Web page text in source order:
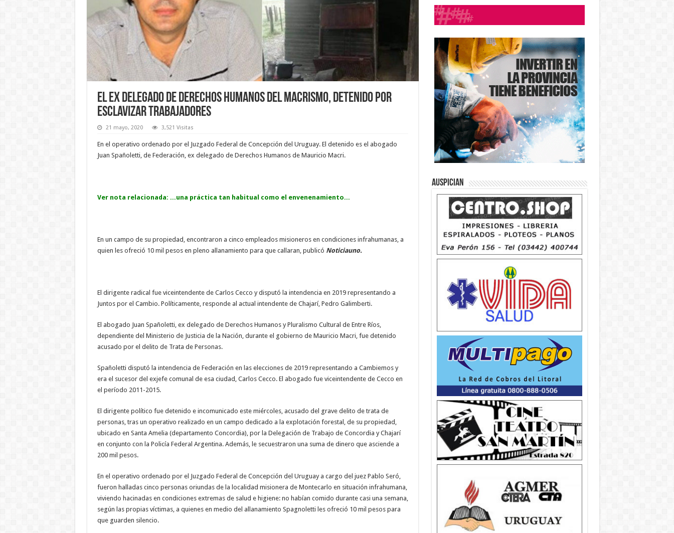
El ex delegado de Derechos Humanos del macrismo, detenido por
esclavizar trabajadores
21 mayo, 2020 3,521 Visitas
En el operativo ordenado por el Juzgado Federal de Concepción del Uruguay. El detenido es el abogado
Juan Spañoletti, de Federación, ex delegado de Derechos Humanos de Mauricio Macri.
Ver nota relacionada: ...una práctica tan habitual como el envenenamiento...
En un campo de su propiedad, encontraron a cinco empleados misioneros en condiciones infrahumanas, a
quien les ofreció 10 mil pesos en pleno allanamiento para que callaran, publicó Noticiauno.
El dirigente radical fue viceintendente de Carlos Cecco y disputó la intendencia en 2019 representando a
Juntos por el Cambio. Políticamente, responde al actual intendente de Chajarí, Pedro Galimberti.
El abogado Juan Spañoletti, ex delegado de Derechos Humanos y Pluralismo Cultural de Entre Ríos,
dependiente del Ministerio de Justicia de la Nación, durante el gobierno de Mauricio Macri, fue detenido
acusado por el delito de Trata de Personas.
Spañoletti disputó la intendencia de Federación en las elecciones de 2019 representando a Cambiemos y
era el sucesor del exjefe comunal de esa ciudad, Carlos Cecco. El abogado fue viceintendente de Cecco en
el período 2011-2015.
El dirigente político fue detenido e incomunicado este miércoles, acusado del grave delito de trata de
personas, tras un operativo realizado en un campo dedicado a la explotación forestal, de su propiedad,
ubicado en Santa Amelia (departamento Concordia), por la Delegación de Trabajo de Concordia y Chajarí
en conjunto con la Policía Federal Argentina. Además, le secuestraron una suma de dinero que asciende a
200 mil pesos.
En el operativo ordenado por el Juzgado Federal de Concepción del Uruguay a cargo del juez Pablo Seró,
fueron halladas cinco personas oriundas de la localidad misionera de Montecarlo en situación infrahumana,
viviendo hacinadas en condiciones extremas de salud e higiene: no habían comido durante casi una semana,
según las propias víctimas, a quienes en medio del allanamiento Spagnoletti les ofreció 10 mil pesos para
que guarden silencio.
Auspician